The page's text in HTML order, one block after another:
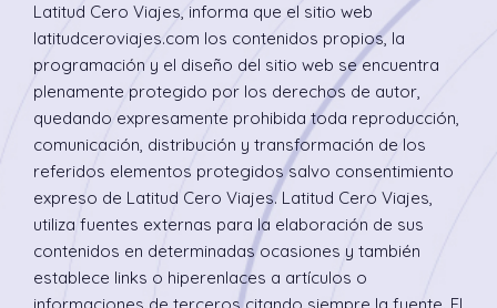
Latitud Cero Viajes, informa que el sitio web
latitudceroviajes.com los contenidos propios, la
programación y el diseño del sitio web se encuentra
plenamente protegido por los derechos de autor,
quedando expresamente prohibida toda reproducción,
comunicación, distribución y transformación de los
referidos elementos protegidos salvo consentimiento
expreso de Latitud Cero Viajes. Latitud Cero Viajes,
utiliza fuentes externas para la elaboración de sus
contenidos en determinadas ocasiones y también
establece links o hiperenlaces a artículos o